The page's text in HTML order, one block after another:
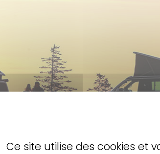
Ce site utilise des cookies et